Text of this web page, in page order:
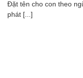
Đặt tên cho con theo
phát [...]